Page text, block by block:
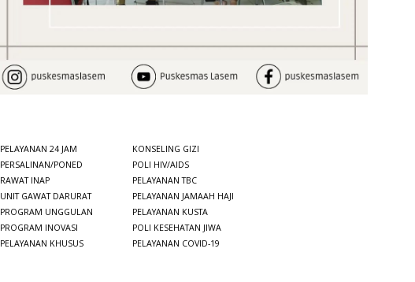
PELAYANAN 24 JAM
KONSELING GIZI
PERSALINAN/PONED
POLI HIV/AIDS
RAWAT INAP
PELAYANAN TBC
UNIT GAWAT DARURAT
PELAYANAN JAMAAH HAJI
PROGRAM UNGGULAN
PELAYANAN KUSTA
PROGRAM INOVASI
POLI KESEHATAN JIWA
PELAYANAN KHUSUS
PELAYANAN COVID-19